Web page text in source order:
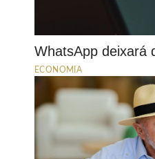
WhatsApp deixará
ECONOMIA